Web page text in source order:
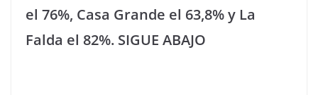
el 76%, Casa Grande el 63,8% y La
Falda el 82%. SIGUE ABAJO